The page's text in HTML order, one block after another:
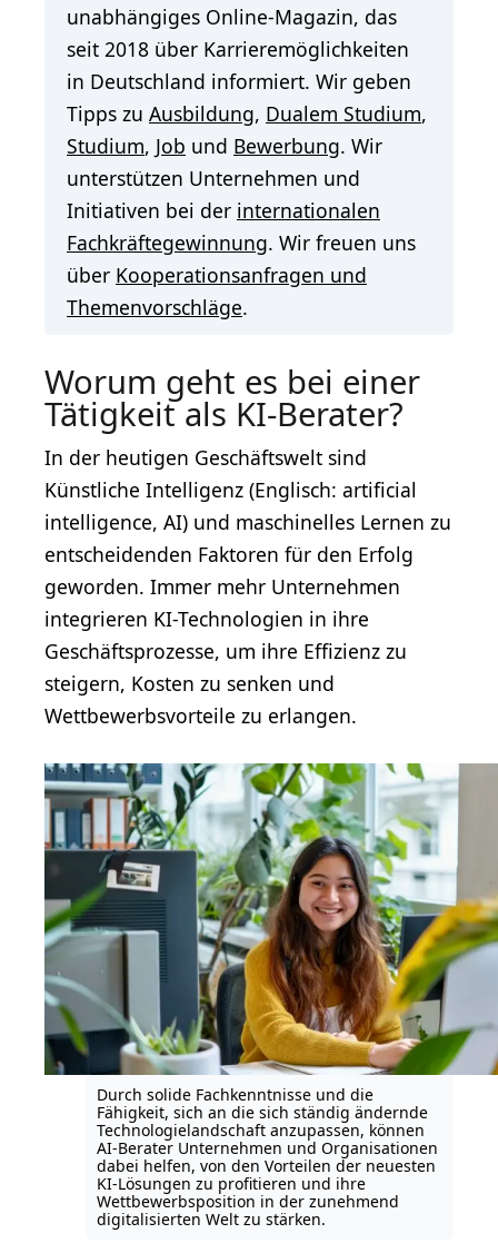
unabhängiges Online-Magazin, das
seit 2018 über Karrieremöglichkeiten
in Deutschland informiert. Wir geben
Tipps zu Ausbildung, Dualem Studium,
Studium, Job und Bewerbung. Wir
unterstützen Unternehmen und
Initiativen bei der internationalen
Fachkräftegewinnung. Wir freuen uns
über Kooperationsanfragen und
Themenvorschläge.
Worum geht es bei einer
Tätigkeit als KI-Berater?
In der heutigen Geschäftswelt sind
Künstliche Intelligenz (Englisch: artificial
intelligence, AI) und maschinelles Lernen zu
entscheidenden Faktoren für den Erfolg
geworden. Immer mehr Unternehmen
integrieren KI-Technologien in ihre
Geschäftsprozesse, um ihre Effizienz zu
steigern, Kosten zu senken und
Wettbewerbsvorteile zu erlangen.
Durch solide Fachkenntnisse und die
Fähigkeit, sich an die sich ständig ändernde
Technologielandschaft anzupassen, können
AI-Berater Unternehmen und Organisationen
dabei helfen, von den Vorteilen der neuesten
KI-Lösungen zu profitieren und ihre
Wettbewerbsposition in der zunehmend
digitalisierten Welt zu stärken.